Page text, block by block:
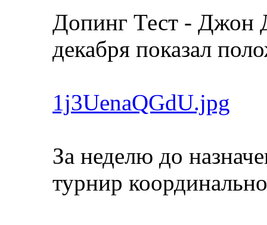
Допинг Тест - Джон
декабря показал
1j3UenaQGdU.jpg
За неделю до
турнир